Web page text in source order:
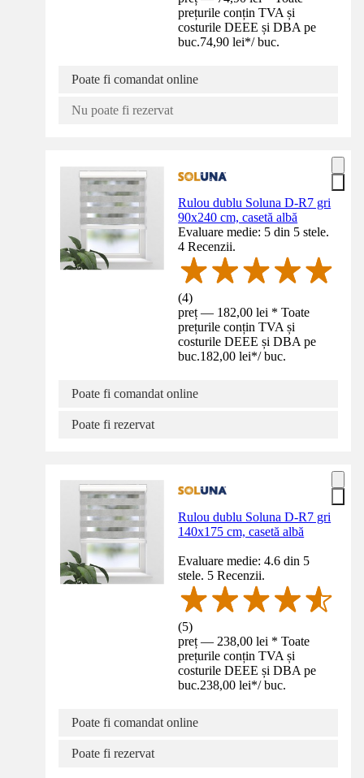
prețurile conțin TVA și
costurile DEEE și DBA pe
buc.74,90 lei*/ buc.
Poate fi comandat online
Nu poate fi rezervat
Rulou dublu Soluna D-R7 gri
90x240 cm, casetă albă
Evaluare medie: 5 din 5 stele.
4 Recenzii.
(4)
preț — 182,00 lei * Toate
prețurile conțin TVA și
costurile DEEE și DBA pe
buc.182,00 lei*/ buc.
Poate fi comandat online
Poate fi rezervat
Rulou dublu Soluna D-R7 gri
140x175 cm, casetă albă
Evaluare medie: 4.6 din 5
stele. 5 Recenzii.
(5)
preț — 238,00 lei * Toate
prețurile conțin TVA și
costurile DEEE și DBA pe
buc.238,00 lei*/ buc.
Poate fi comandat online
Poate fi rezervat